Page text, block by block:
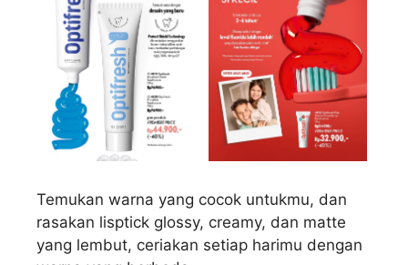
Temukan warna yang cocok untukmu, dan
rasakan lisptick glossy, creamy, dan matte
yang lembut, ceriakan setiap harimu dengan